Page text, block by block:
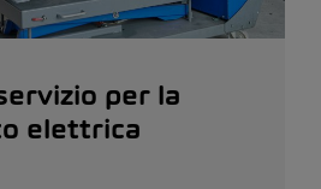
per la
elettrica